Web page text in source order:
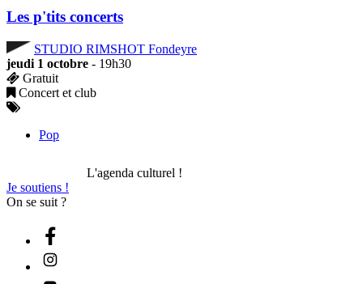
Les p'tits concerts
STUDIO RIMSHOT Fondeyre
jeudi 1 octobre - 19h30
Gratuit
Concert et club
Pop
L'agenda culturel !
Je soutiens !
On se suit ?